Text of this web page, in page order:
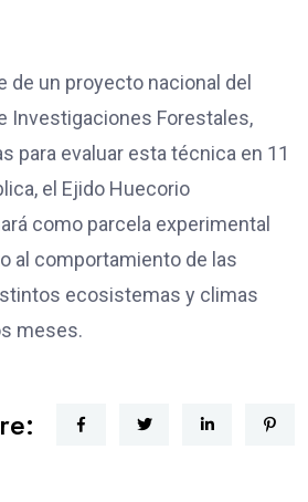
de un proyecto nacional del
Investigaciones Forestales,
para evaluar esta técnica en 11
el Ejido Huecorio
como parcela experimental
al comportamiento de las
ecosistemas y climas
meses.